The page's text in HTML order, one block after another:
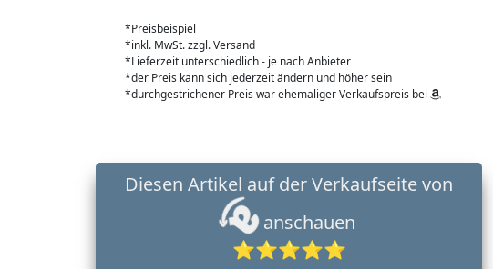
*Preisbeispiel
*inkl. MwSt. zzgl. Versand
*Lieferzeit unterschiedlich - je nach Anbieter
*der Preis kann sich jederzeit ändern und höher sein
*durchgestrichener Preis war ehemaliger Verkaufspreis bei
anschauen
⭐⭐⭐⭐⭐